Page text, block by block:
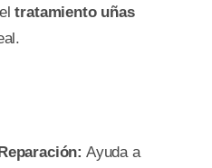
eltratamiento uñas
Ayuda a